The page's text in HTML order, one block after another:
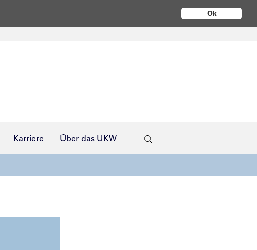
Ok
Karriere Über das UKW